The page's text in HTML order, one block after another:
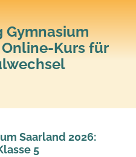
Gymnasium
Kurs für
Saarland 2026:
5